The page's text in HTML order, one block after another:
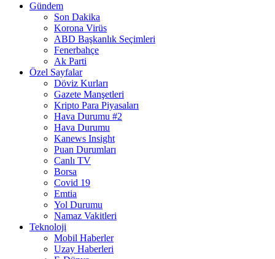
Gündem
Son Dakika
Korona Virüs
ABD Başkanlık Seçimleri
Fenerbahçe
Ak Parti
Özel Sayfalar
Döviz Kurları
Gazete Manşetleri
Kripto Para Piyasaları
Hava Durumu #2
Hava Durumu
Kanews Insight
Puan Durumları
Canlı TV
Borsa
Covid 19
Emtia
Yol Durumu
Namaz Vakitleri
Teknoloji
Mobil Haberler
Uzay Haberleri